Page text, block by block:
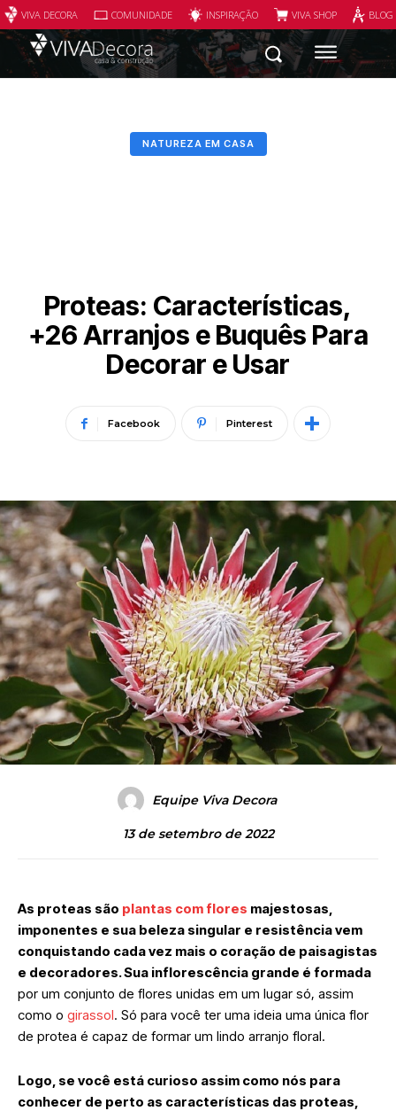
VIVA DECORA COMUNIDADE INSPIRAÇÃO VIVA SHOP
NATUREZA EM CASA
Proteas: Características,
+26 Arranjos e Buquês Para
Decorar e Usar
Facebook Pinterest
Equipe Viva Decora
13 de setembro de 2022
As proteas são plantas com flores majestosas,
imponentes e sua beleza singular e resistência vem
conquistando cada vez mais o coração de paisagistas
e decoradores. Sua inflorescência grande é formada
por um conjunto de flores unidas em um lugar só, assim
como o girassol. Só para você ter uma ideia uma única flor
de protea é capaz de formar um lindo arranjo floral.
Logo, se você está curioso assim como nós para
conhecer de perto as características das proteas,